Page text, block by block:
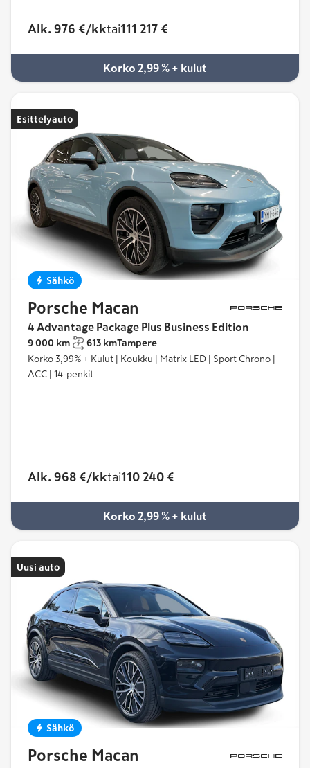
Alk. 976 €/kktai111 217 €
Korko 2,99 % + kulut
Esittelyauto
Sähkö
Porsche Macan
4 Advantage Package Plus Business Edition
9 000 km 613 kmTampere
Korko 3,99% + Kulut | Koukku | Matrix LED | Sport Chrono |
ACC | 14-penkit
Alk. 968 €/kktai110 240 €
Korko 2,99 % + kulut
Uusi auto
Sähkö
Porsche Macan